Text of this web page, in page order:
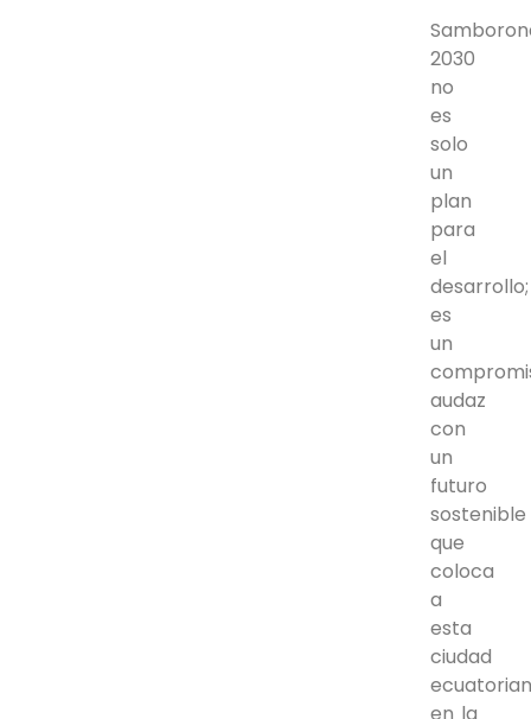
2030
no
es
solo
un
plan
para
el
desarrollo;
es
un
audaz
con
un
futuro
sostenible
que
coloca
a
esta
ciudad
en la